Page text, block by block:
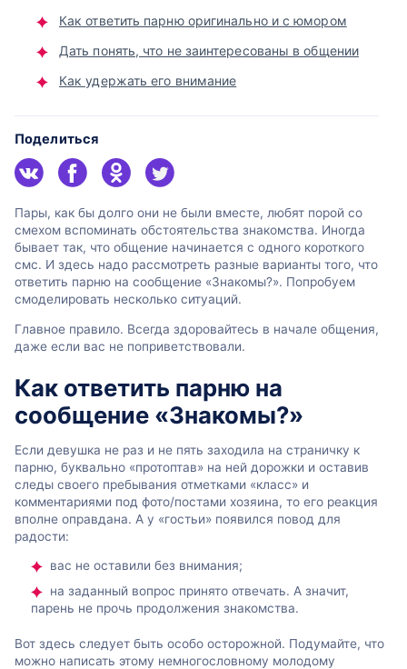
Как ответить парню оригинально и с юмором
Дать понять, что не заинтересованы в общении
Как удержать его внимание
Поделиться
Пары, как бы долго они не были вместе, любят порой со
смехом вспоминать обстоятельства знакомства. Иногда
бывает так, что общение начинается с одного короткого
смс. И здесь надо рассмотреть разные варианты того, что
ответить парню на сообщение «Знакомы?». Попробуем
смоделировать несколько ситуаций.
Главное правило. Всегда здоровайтесь в начале общения,
даже если вас не поприветствовали.
Как ответить парню на
сообщение «Знакомы?»
Если девушка не раз и не пять заходила на страничку к
парню, буквально «протоптав» на ней дорожки и оставив
следы своего пребывания отметками «класс» и
комментариями под фото/постами хозяина, то его реакция
вполне оправдана. А у «гостьи» появился повод для
радости:
вас не оставили без внимания;
на заданный вопрос принято отвечать. А значит,
парень не прочь продолжения знакомства.
Вот здесь следует быть особо осторожной. Подумайте, что
можно написать этому немногословному молодому